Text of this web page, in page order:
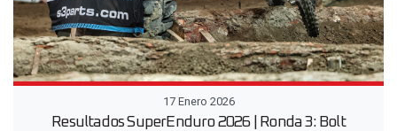
17 Enero 2026
Resultados SuperEnduro 2026 | Ronda 3: Bolt